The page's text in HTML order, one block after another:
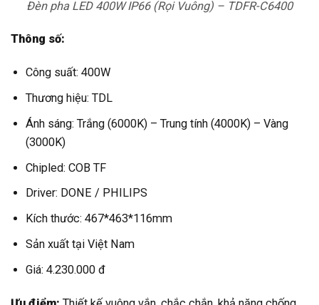
Đèn pha LED 400W IP66 (Rọi Vuông) – TDFR-C6400
Thông số:
Công suất: 400W
Thương hiệu: TDL
Ánh sáng: Trắng (6000K) – Trung tính (4000K) – Vàng
(3000K)
Chipled: COB TF
Driver: DONE / PHILIPS
Kích thước: 467*463*116mm
Sản xuất tại Việt Nam
Giá: 4.230.000 đ